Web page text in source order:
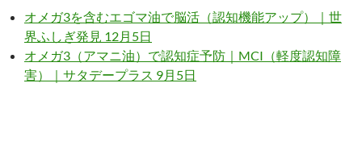
オメガ3を含むエゴマ油で脳活（認知機能アップ）｜世
界ふしぎ発見 12月5日
オメガ3（アマニ油）で認知症予防｜MCI（軽度認知障
害）｜サタデープラス 9月5日